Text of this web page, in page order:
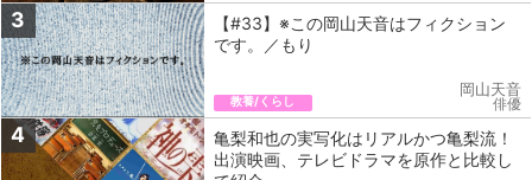
3
【#33】※この岡山天音はフィクション
です。／もり
教養/くらし
岡山天音
俳優
4
亀梨和也の実写化はリアルかつ亀梨流！
出演映画、テレビドラマを原作と比較し